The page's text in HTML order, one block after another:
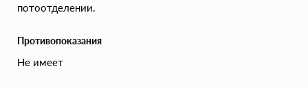
потоотделении.
Противопоказания
Не имеет